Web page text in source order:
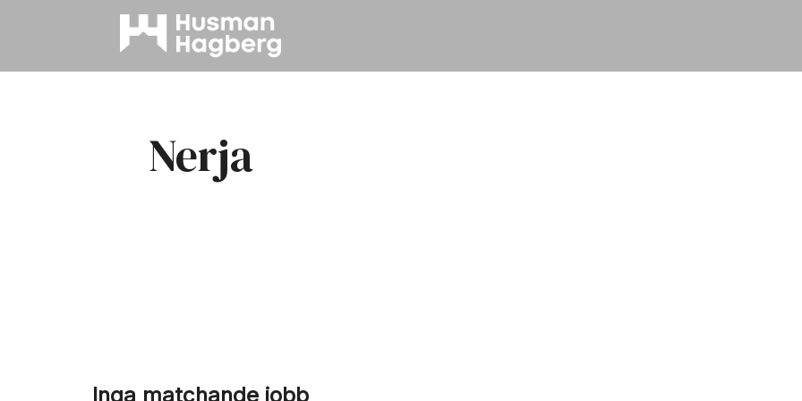
Nerja
Inga matchande jobb